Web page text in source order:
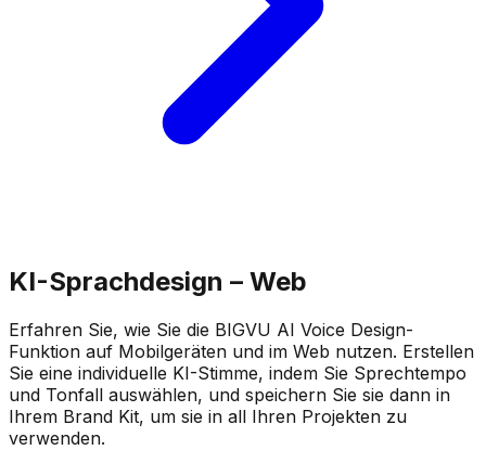
KI-Sprachdesign – Web
Erfahren Sie, wie Sie die BIGVU AI Voice Design-
Funktion auf Mobilgeräten und im Web nutzen. Erstellen
Sie eine individuelle KI-Stimme, indem Sie Sprechtempo
und Tonfall auswählen, und speichern Sie sie dann in
Ihrem Brand Kit, um sie in all Ihren Projekten zu
verwenden.